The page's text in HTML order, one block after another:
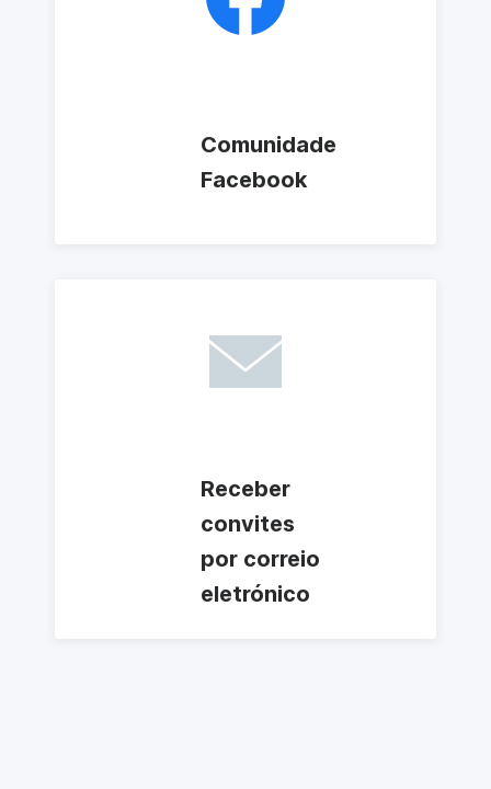
Comunidade
Facebook
Receber
convites
por correio
eletrónico